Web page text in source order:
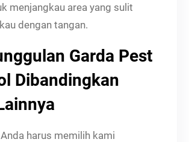
menjangkau area yang sulit
dengan tangan.
Garda Pest
Dibandingkan
harus memilih kami